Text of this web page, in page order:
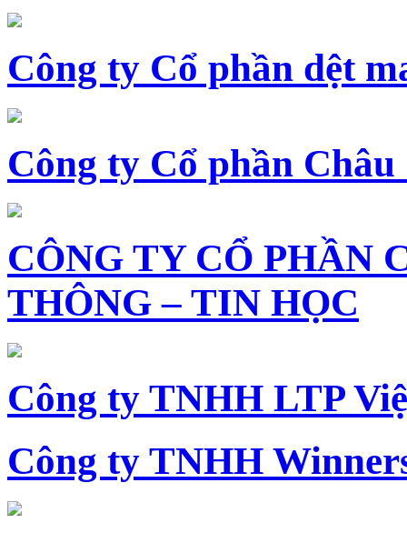
Công ty Cổ phần dệt
Công ty Cổ phần Châu
CÔNG TY CỔ PHẦN
THÔNG – TIN HỌC
Công ty TNHH LTP
Công ty TNHH